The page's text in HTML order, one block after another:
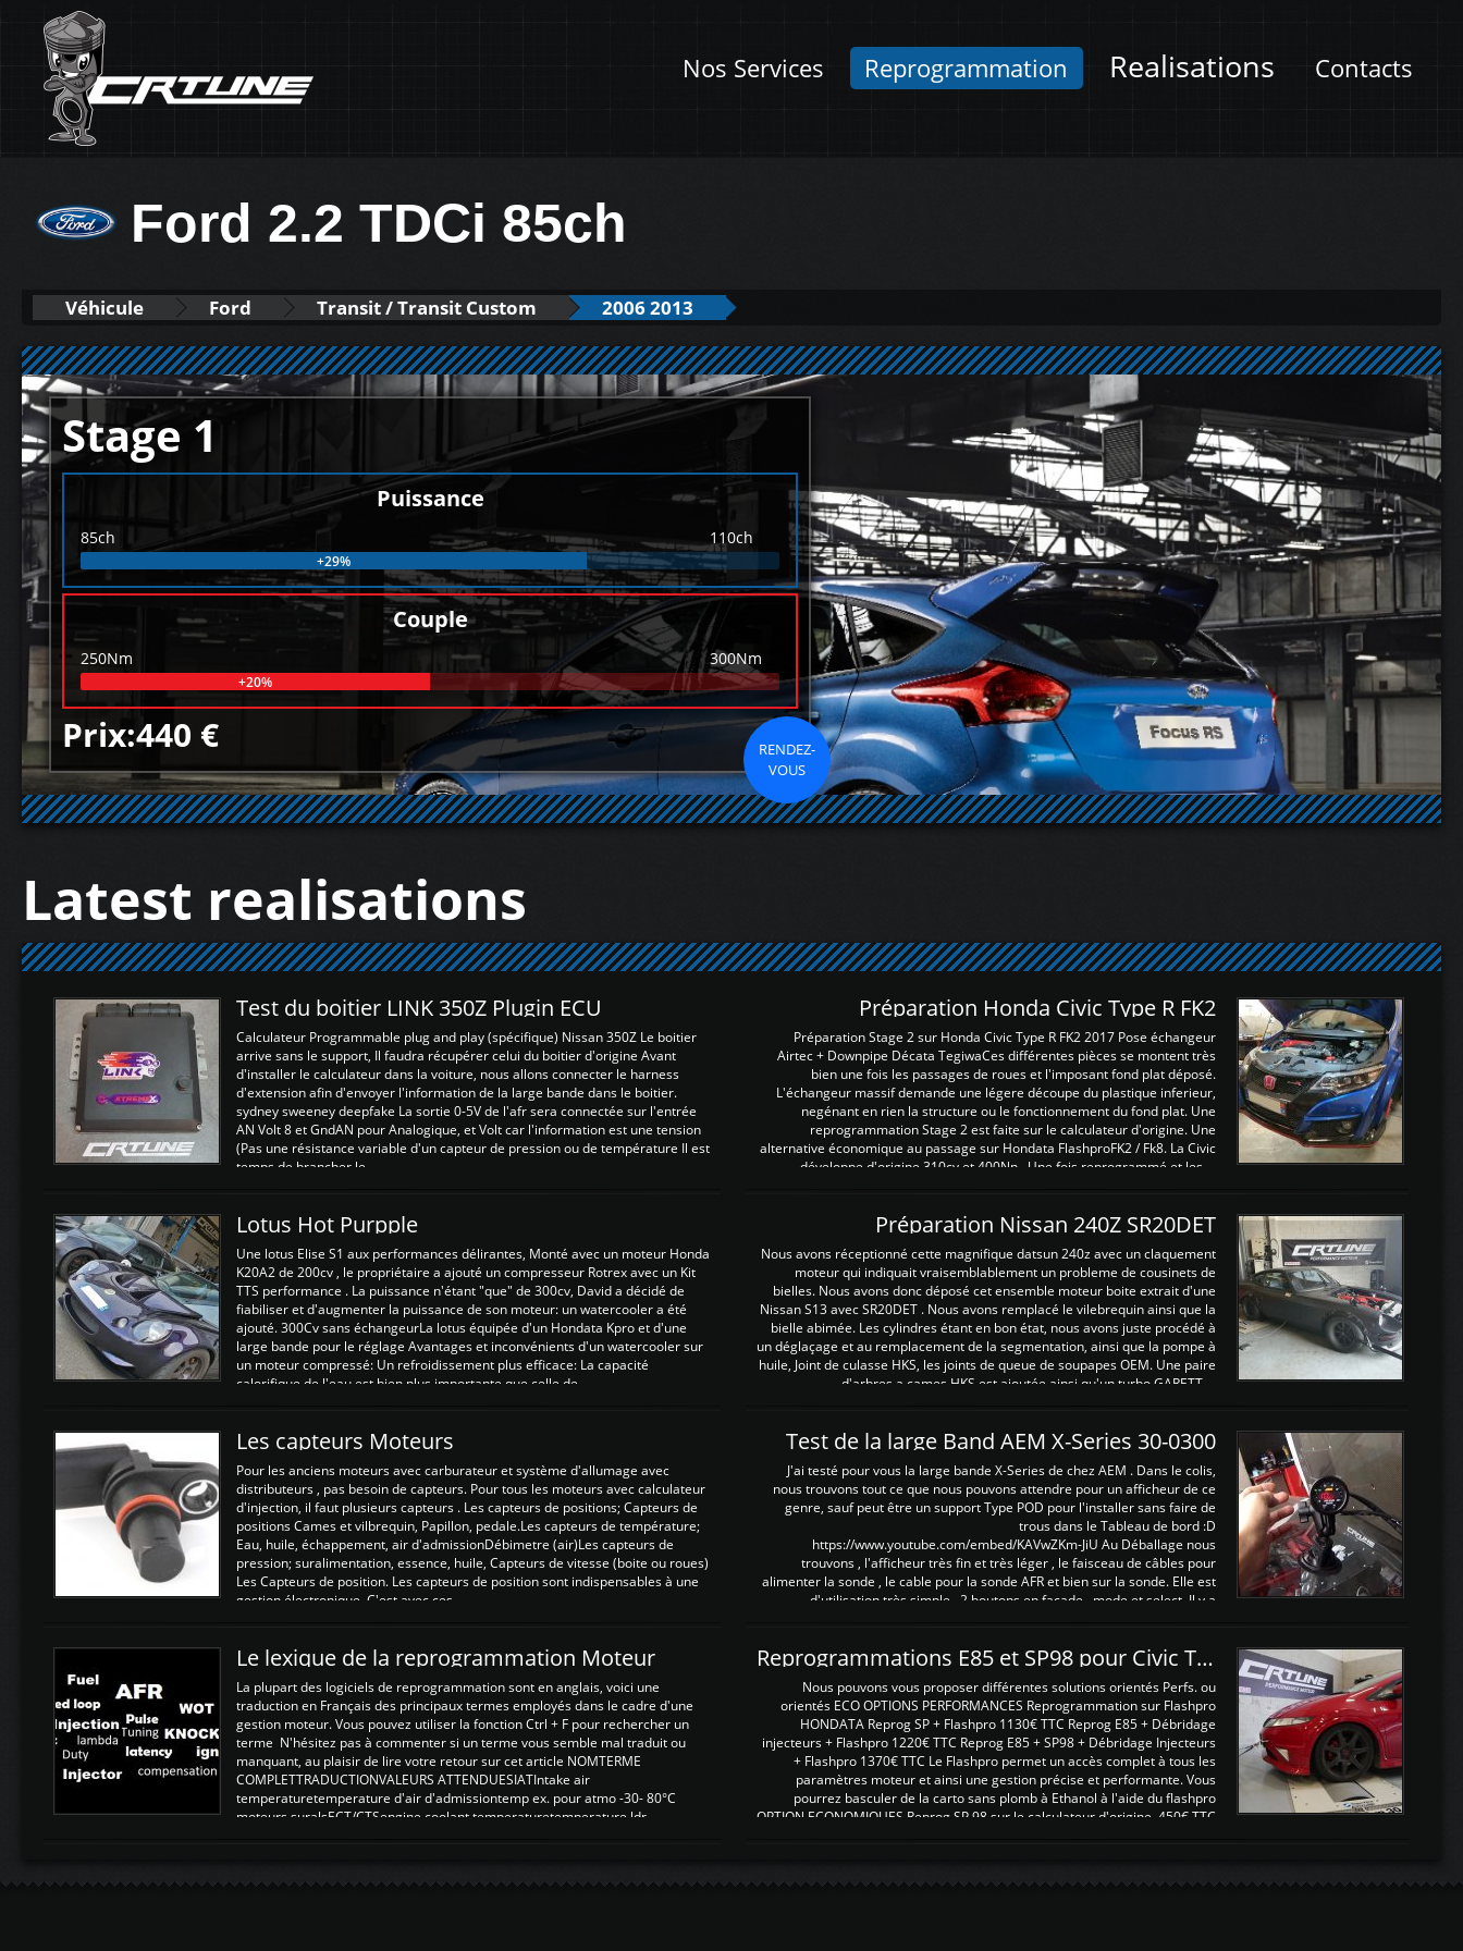
Nos Services Reprogrammation Realisations Contacts
Ford 2.2 TDCi 85ch
Véhicule Ford Transit / Transit Custom 2006 2013
Stage 1
Puissance
85ch 110ch
+29%
Couple
250Nm 300Nm
+20%
Prix:440 €
RENDEZ-
VOUS
Latest realisations
Test du boitier LINK 350Z Plugin ECU
Calculateur Programmable plug and play (spécifique) Nissan 350Z Le boitier
arrive sans le support, Il faudra récupérer celui du boitier d'origine Avant
d'installer le calculateur dans la voiture, nous allons connecter le harness
d'extension afin d'envoyer l'information de la large bande dans le boitier.
sydney sweeney deepfake La sortie 0-5V de l'afr sera connectée sur l'entrée
AN Volt 8 et GndAN pour Analogique, et Volt car l'information est une tension
(Pas une résistance variable d'un capteur de pression ou de température Il est
temps de brancher le ...
Préparation Honda Civic Type R FK2
Préparation Stage 2 sur Honda Civic Type R FK2 2017 Pose échangeur
Airtec + Downpipe Décata TegiwaCes différentes pièces se montent très
bien une fois les passages de roues et l'imposant fond plat déposé.
L'échangeur massif demande une légere découpe du plastique inferieur,
negénant en rien la structure ou le fonctionnement du fond plat. Une
reprogrammation Stage 2 est faite sur le calculateur d'origine. Une
alternative économique au passage sur Hondata FlashproFK2 / Fk8. La Civic
développe d'origine 310cv et 400Nn , Une fois reprogrammé et les ...
Lotus Hot Purpple
Une lotus Elise S1 aux performances délirantes, Monté avec un moteur Honda
K20A2 de 200cv , le propriétaire a ajouté un compresseur Rotrex avec un Kit
TTS performance . La puissance n'étant "que" de 300cv, David a décidé de
fiabiliser et d'augmenter la puissance de son moteur: un watercooler a été
ajouté. 300Cv sans échangeurLa lotus équipée d'un Hondata Kpro et d'une
large bande pour le réglage Avantages et inconvénients d'un watercooler sur
un moteur compressé: Un refroidissement plus efficace: La capacité
calorifique de l'eau est bien plus importante que celle de ...
Préparation Nissan 240Z SR20DET
Nous avons réceptionné cette magnifique datsun 240z avec un claquement
moteur qui indiquait vraisemblablement un probleme de cousinets de
bielles. Nous avons donc déposé cet ensemble moteur boite extrait d'une
Nissan S13 avec SR20DET . Nous avons remplacé le vilebrequin ainsi que la
bielle abimée. Les cylindres étant en bon état, nous avons juste procédé à
un déglaçage et au remplacement de la segmentation, ainsi que la pompe à
huile, Joint de culasse HKS, les joints de queue de soupapes OEM. Une paire
d'arbres a cames HKS est ajoutée ainsi qu'un turbo GARETT ...
Les capteurs Moteurs
Pour les anciens moteurs avec carburateur et système d'allumage avec
distributeurs , pas besoin de capteurs. Pour tous les moteurs avec calculateur
d'injection, il faut plusieurs capteurs . Les capteurs de positions; Capteurs de
positions Cames et vilbrequin, Papillon, pedale.Les capteurs de température;
Eau, huile, échappement, air d'admissionDébimetre (air)Les capteurs de
pression; suralimentation, essence, huile, Capteurs de vitesse (boite ou roues)
Les Capteurs de position. Les capteurs de position sont indispensables à une
gestion électronique. C'est avec ces ...
Test de la large Band AEM X-Series 30-0300
J'ai testé pour vous la large bande X-Series de chez AEM . Dans le colis,
nous trouvons tout ce que nous pouvons attendre pour un afficheur de ce
genre, sauf peut être un support Type POD pour l'installer sans faire de
trous dans le Tableau de bord :D
https://www.youtube.com/embed/KAVwZKm-JiU Au Déballage nous
trouvons , l'afficheur très fin et très léger , le faisceau de câbles pour
alimenter la sonde , le cable pour la sonde AFR et bien sur la sonde. Elle est
d'utilisation très simple , 2 boutons en façade , mode et select. Il y a
Le lexique de la reprogrammation Moteur
La plupart des logiciels de reprogrammation sont en anglais, voici une
traduction en Français des principaux termes employés dans le cadre d'une
gestion moteur. Vous pouvez utiliser la fonction Ctrl + F pour rechercher un
terme N'hésitez pas à commenter si un terme vous semble mal traduit ou
manquant, au plaisir de lire votre retour sur cet article NOMTERME
COMPLETTRADUCTIONVALEURS ATTENDUESIATIntake air
temperaturetemperature d'air d'admissiontemp ex. pour atmo -30- 80°C
moteurs suralsECT/CTSengine coolant temperaturetemperature ldr
Reprogrammations E85 et SP98 pour Civic Type R FN2
Nous pouvons vous proposer différentes solutions orientés Perfs. ou
orientés ECO OPTIONS PERFORMANCES Reprogrammation sur Flashpro
HONDATA Reprog SP + Flashpro 1130€ TTC Reprog E85 + Débridage
injecteurs + Flashpro 1220€ TTC Reprog E85 + SP98 + Débridage Injecteurs
+ Flashpro 1370€ TTC Le Flashpro permet un accès complet à tous les
paramètres moteur et ainsi une gestion précise et performante. Vous
pourrez basculer de la carto sans plomb à Ethanol à l'aide du flashpro
OPTION ECONOMIQUES Reprog SP 98 sur le calculateur d'origine 450€ TTC